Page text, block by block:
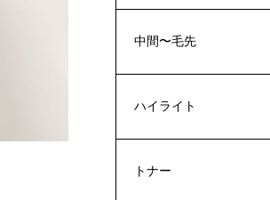
中間〜毛先
ハイライト
トナー